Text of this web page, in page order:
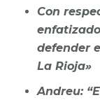
Con
defender
La Rioja»
Andreu: